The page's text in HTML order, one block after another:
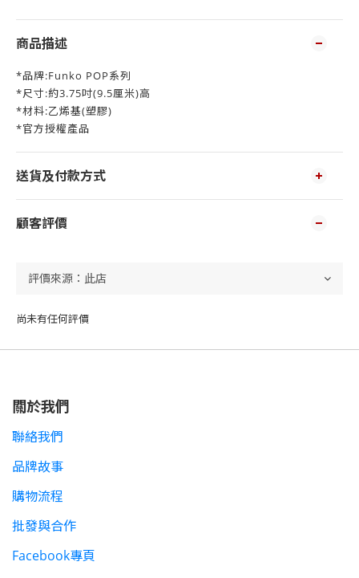
商品描述
*品牌:Funko POP系列
*尺寸:約3.75吋(9.5厘米)高
*材料:乙烯基(塑膠)
*官方授權產品
送貨及付款方式
顧客評價
尚未有任何評價
關於我們
聯絡我們
品牌故事
購物流程
批發與合作
Facebook專頁